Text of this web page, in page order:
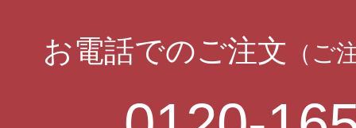
お電話でのご注文 （ご